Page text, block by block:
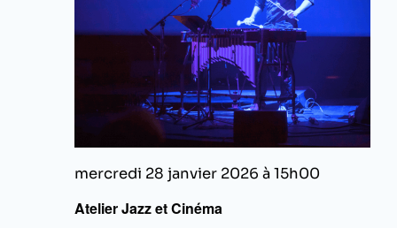
Atelier Jazz et Cinéma
mercredi 28 janvier 2026 à 15h00